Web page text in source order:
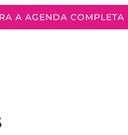
A AGENDA COMPLETA